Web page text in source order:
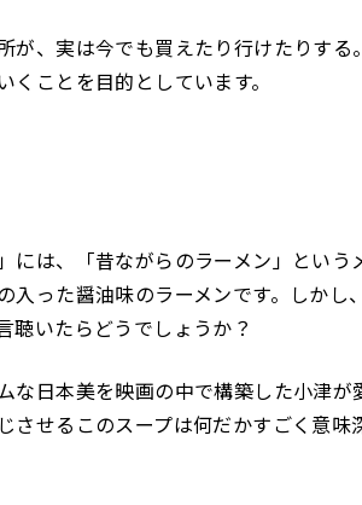
が、実は今でも買えたり行けたりす
ことを目的としています。
には、「昔ながらのラーメン」という
入った醤油味のラーメンです。しか
聴いたらどうでしょうか？
な日本美を映画の中で構築した小津
させるこのスープは何だかすごく意